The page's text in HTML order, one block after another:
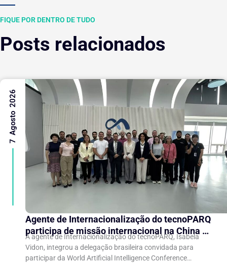
FIQUE POR DENTRO DE TUDO
Posts relacionados
Agente de Internacionalização do tecnoPARQ
participa de missão internacional na China e
fortalece conexões com o ecossistema de
inovação
A agente de Internacionalização do tecnoPARQ, Isabela
Vidon, integrou a delegação brasileira convidada para
participar da World Artificial Intelligence Conference
7 Agosto 2026